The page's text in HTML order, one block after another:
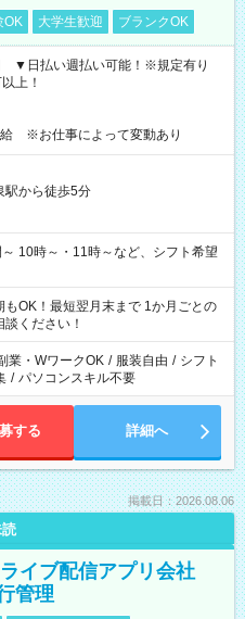
OK 大学生歓迎 ブランクOK
▼日払い週払い可能！※規定有り
上！
※お仕事によって変動あり
駅から徒歩5分
10時～・11時～など、シフト希望
もOK！最短翌月末まで 1か月ごとの
ください！
業・WワークOK / 服装自由 / シフト
/ パソコンスキル不要
する 詳細へ
掲載日：2026.08.06
イブ配信アプリ会社
管理